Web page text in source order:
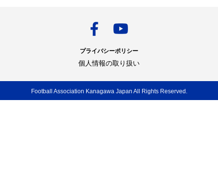
プライバシーポリシー
個人情報の取り扱い
Football Association Kanagawa Japan All Rights Reserved.